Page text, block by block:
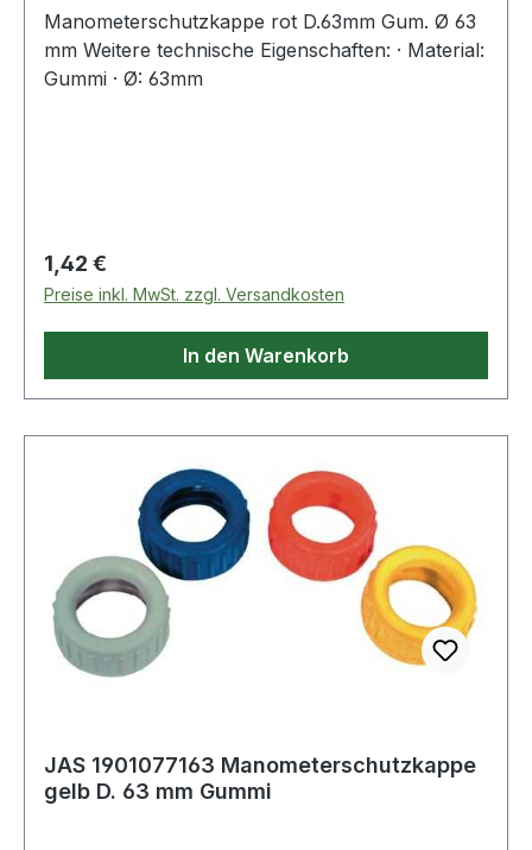
Manometerschutzkappe rot D.63mm Gum. Ø 63
mm Weitere technische Eigenschaften: · Material:
Gummi · Ø: 63mm
Regulärer Preis:
1,42 €
Preise inkl. MwSt. zzgl. Versandkosten
In den Warenkorb
JAS 1901077163 Manometerschutzkappe
gelb D. 63 mm Gummi